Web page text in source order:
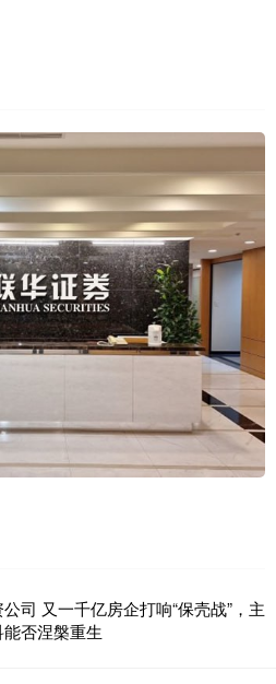
司 又一千亿房企打响“保壳战”，主
否涅槃重生